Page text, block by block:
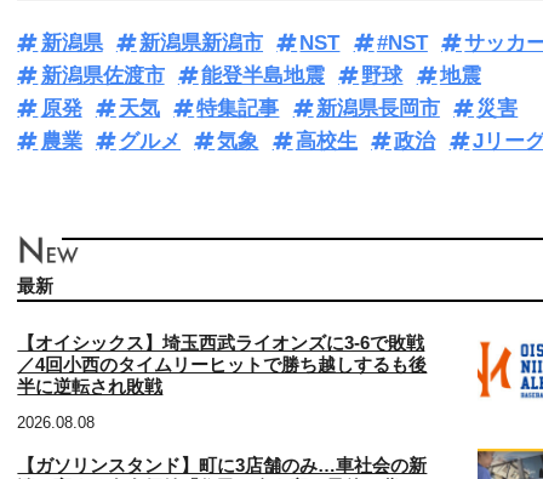
新潟県 新潟県新潟市 NST #NST
サッカ
新潟県佐渡市
能登半島地震 野球
地震
原発
天気 特集記事 新潟県長岡市
災害
農業
グルメ 気象 高校生 政治 Jリー
最新
【オイシックス】埼玉西武ライオンズに3‐6で敗戦
／4回小西のタイムリーヒットで勝ち越しするも後
半に逆転され敗戦
2026.08.08
【ガソリンスタンド】町に3店舗のみ…車社会の新